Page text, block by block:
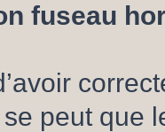
fuseau
se peut que